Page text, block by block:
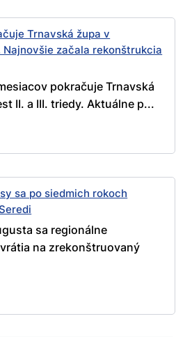
Trnavská župa v
začala rekonštrukcia
pokračuje Trnavská
II. a III. triedy. Aktuálne p...
sa po siedmich rokoch
sa regionálne
na zrekonštruovaný